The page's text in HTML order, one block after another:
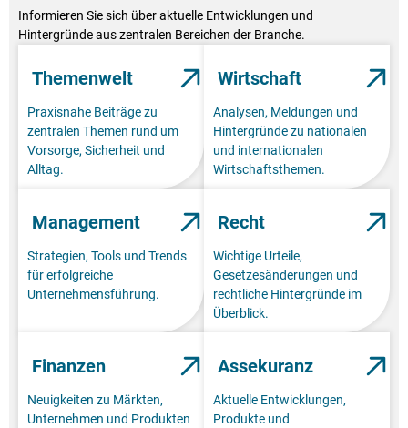
Informieren Sie sich über aktuelle Entwicklungen und
Hintergründe aus zentralen Bereichen der Branche.
Themenwelt
Praxisnahe Beiträge zu
zentralen Themen rund um
Vorsorge, Sicherheit und
Alltag.
Wirtschaft
Analysen, Meldungen und
Hintergründe zu nationalen
und internationalen
Wirtschaftsthemen.
Management
Strategien, Tools und Trends
für erfolgreiche
Unternehmensführung.
Recht
Wichtige Urteile,
Gesetzesänderungen und
rechtliche Hintergründe im
Überblick.
Finanzen
Neuigkeiten zu Märkten,
Unternehmen und Produkten
Assekuranz
Aktuelle Entwicklungen,
Produkte und